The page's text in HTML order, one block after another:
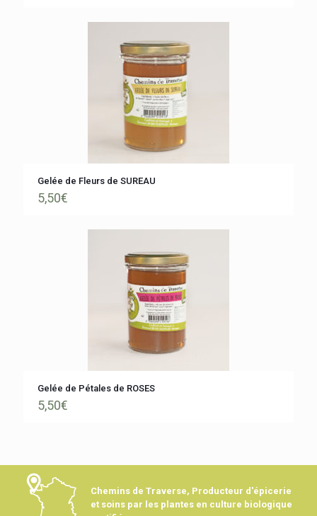
Gelée de Fleurs de SUREAU
5,50€
Gelée de Pétales de ROSES
5,50€
Chemins de Traverse, Producteur d'épicerie
et soins par les plantes en culture biologique